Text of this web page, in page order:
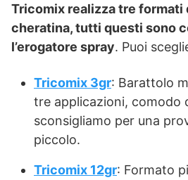
Tricomix realizza tre formati
cheratina, tutti questi sono
l’erogatore spray. Puoi
Tricomix 3gr: Barattolo
tre applicazioni, comodo
sconsigliamo per una
piccolo.
Tricomix 12gr: Formato